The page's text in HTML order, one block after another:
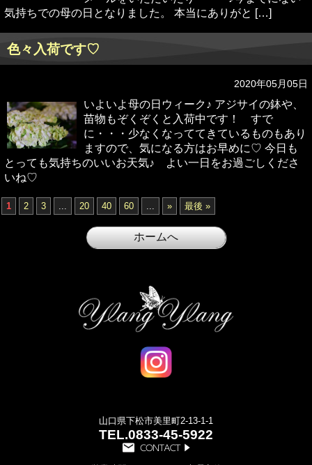
気持ちでの母の日となりました。 本当にありがと […]
色々入荷です♡
2020年05月05日
いよいよ母の日ウィーク♪ アジサイの鉢や、
苗物もぞくぞくと入荷中です！ すで
に・・・少なくなっててきているものもあり
ますので、気になる方はお早めに♡ 今日も
とっても気持ちのいいお天気♪ よい一日をお過ごしくださ
いね♡
1 2 3 ... 20 40 60 ... » 最後 »
山口県下松市美里町2-13-1-1
TEL.0833-45-5922